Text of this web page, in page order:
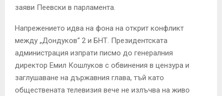
заяви Пеевски в парламента.
Напрежението идва на фона на открит конфликт
между „Дондуков“ 2 и БНТ. Президентската
администрация изпрати писмо до генералния
директор Емил Кошлуков с обвинения в цензура и
заглушаване на държавния глава, тъй като
обществената телевизия вече не излъчва на живо